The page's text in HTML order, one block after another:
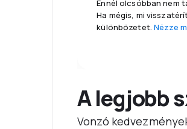
Ennél olcsóbban nem
Ha mégis, mi
különbözetet.Nézze
A legjobb
Vonzó